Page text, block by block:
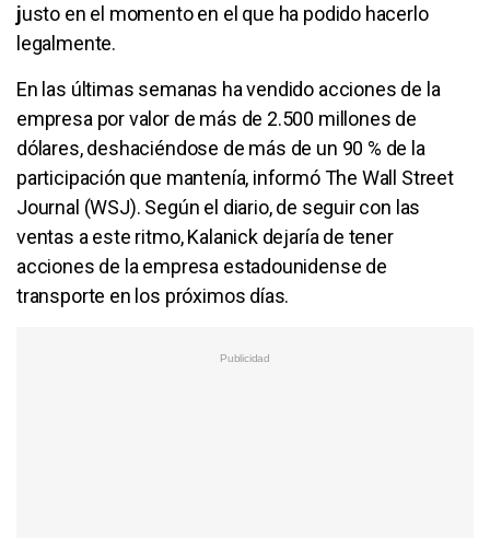
justo en el momento en el que ha podido hacerlo
legalmente.
En las últimas semanas ha vendido acciones de la
empresa por valor de más de 2.500 millones de
dólares, deshaciéndose de más de un 90 % de la
participación que mantenía, informó The Wall Street
Journal (WSJ). Según el diario, de seguir con las
ventas a este ritmo, Kalanick dejaría de tener
acciones de la empresa estadounidense de
transporte en los próximos días.